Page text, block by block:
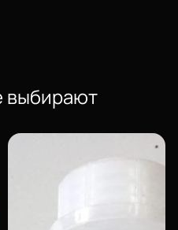
выбирают